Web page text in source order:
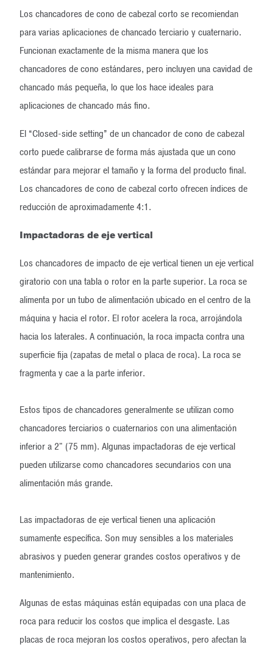
Los chancadores de cono de cabezal corto se recomiendan
para varias aplicaciones de chancado terciario y cuaternario.
Funcionan exactamente de la misma manera que los
chancadores de cono estándares, pero incluyen una cavidad de
chancado más pequeña, lo que los hace ideales para
aplicaciones de chancado más fino.
El “Closed-side setting” de un chancador de cono de cabezal
corto puede calibrarse de forma más ajustada que un cono
estándar para mejorar el tamaño y la forma del producto final.
Los chancadores de cono de cabezal corto ofrecen índices de
reducción de aproximadamente 4:1.
Impactadoras de eje vertical
Los chancadores de impacto de eje vertical tienen un eje vertical
giratorio con una tabla o rotor en la parte superior. La roca se
alimenta por un tubo de alimentación ubicado en el centro de la
máquina y hacia el rotor. El rotor acelera la roca, arrojándola
hacia los laterales. A continuación, la roca impacta contra una
superficie fija (zapatas de metal o placa de roca). La roca se
fragmenta y cae a la parte inferior.
Estos tipos de chancadores generalmente se utilizan como
chancadores terciarios o cuaternarios con una alimentación
inferior a 2" (75 mm). Algunas impactadoras de eje vertical
pueden utilizarse como chancadores secundarios con una
alimentación más grande.
Las impactadoras de eje vertical tienen una aplicación
sumamente específica. Son muy sensibles a los materiales
abrasivos y pueden generar grandes costos operativos y de
mantenimiento.
Algunas de estas máquinas están equipadas con una placa de
roca para reducir los costos que implica el desgaste. Las
placas de roca mejoran los costos operativos, pero afectan la